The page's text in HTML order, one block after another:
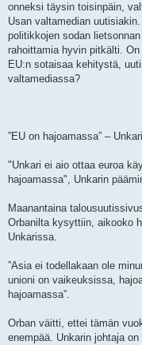
onneksi täysin toisinpäin,
Usan valtamedian
politikkojen sodan
rahoittamia hyvin pitkälti.
EU:n sotaisaa kehitystä,
valtamediassa?
”EU on hajoamassa” –
"Unkari ei aio ottaa euroa
hajoamassa", Unkarin
Maanantaina
Orbanilta kysyttiin, aikooko
Unkarissa.
”Asia ei todellakaan ole
unioni on vaikeuksissa,
hajoamassa”.
Orban väitti, ettei tämän
enempää. Unkarin johtaja